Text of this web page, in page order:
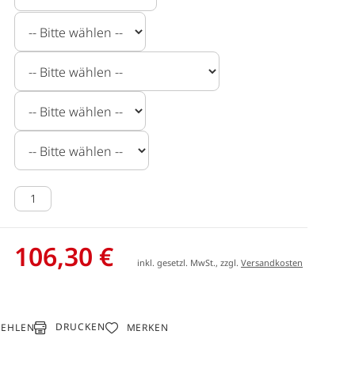
106,30 € inkl. gesetzl. MwSt., zzgl.Versandkosten
DRUCKEN MERKEN